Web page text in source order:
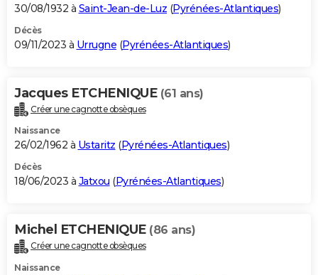
30/08/1932 à Saint-Jean-de-Luz (Pyrénées-Atlantiques)
Décès
09/11/2023 à Urrugne (Pyrénées-Atlantiques)
Jacques ETCHENIQUE (61 ans)
Créer une cagnotte obsèques
Naissance
26/02/1962 à Ustaritz (Pyrénées-Atlantiques)
Décès
18/06/2023 à Jatxou (Pyrénées-Atlantiques)
Michel ETCHENIQUE (86 ans)
Créer une cagnotte obsèques
Naissance